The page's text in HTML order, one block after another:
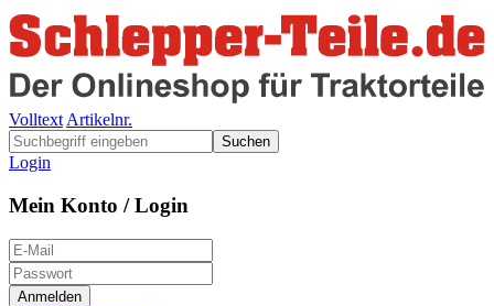
Volltext Artikelnr.
Suchen
Login
Mein Konto / Login